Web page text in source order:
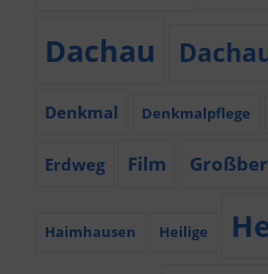
Dachau
Denkmal Denkmalpflege
Erdweg Film
Haimhausen Heilige